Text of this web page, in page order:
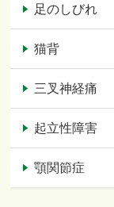
足のしびれ
猫背
三叉神経痛
起立性障害
顎関節症